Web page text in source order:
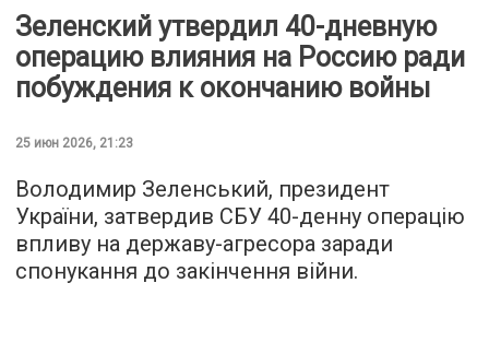
Зеленский утвердил 40-дневную
операцию влияния на Россию ради
побуждения к окончанию войны
25 июн 2026, 21:23
Володимир Зеленський, президент
України, затвердив СБУ 40-денну операцію
впливу на державу-агресора заради
спонукання до закінчення війни.